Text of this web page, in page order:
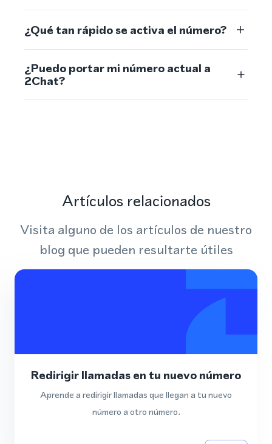
¿Qué tan rápido se activa el número?
¿Puedo portar mi número actual a
2Chat?
Artículos relacionados
Visita alguno de los artículos de nuestro
blog que pueden resultarte útiles
Redirigir llamadas en tu nuevo número
Aprende a redirigir llamadas que llegan a tu nuevo
número a otro número.